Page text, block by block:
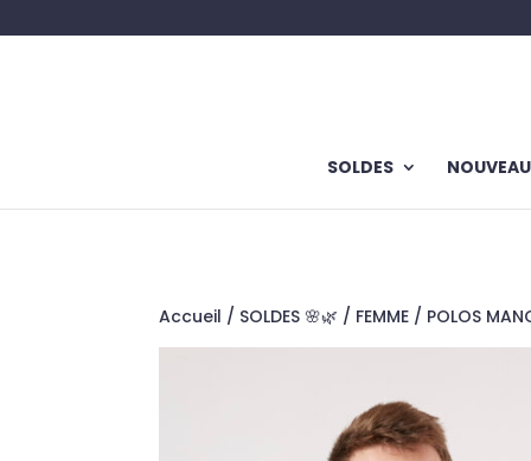
SOLDES
Accueil / SOLDES 🌸🌿 / FEMME / POLOS